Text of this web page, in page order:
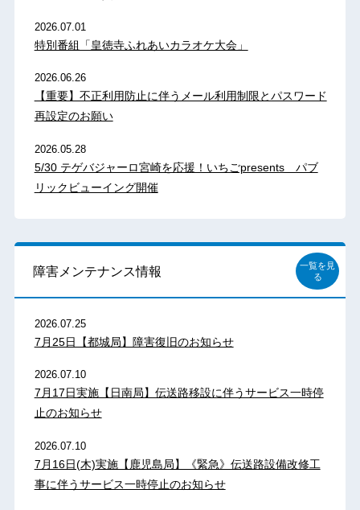
2026.07.01
特別番組「皇徳寺ふれあいカラオケ大会」
2026.06.26
【重要】不正利用防止に伴うメール利用制限とパスワード
再設定のお願い
2026.05.28
5/30 テゲバジャーロ宮崎を応援！いちごpresents パブ
リックビューイング開催
障害メンテナンス情報
一覧を見
る
2026.07.25
7月25日【都城局】障害復旧のお知らせ
2026.07.10
7月17日実施【日南局】伝送路移設に伴うサービス一時停
止のお知らせ
2026.07.10
7月16日(木)実施【鹿児島局】《緊急》伝送路設備改修工
事に伴うサービス一時停止のお知らせ